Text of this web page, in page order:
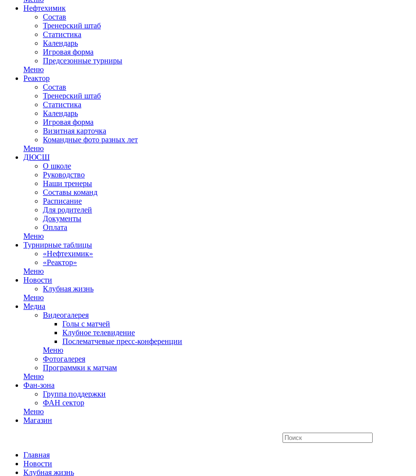
Нефтехимик
Состав
Тренерский штаб
Статистика
Календарь
Игровая форма
Предсезонные турниры
Меню
Реактор
Состав
Тренерский штаб
Статистика
Календарь
Игровая форма
Визитная карточка
Командные фото разных лет
Меню
ДЮСШ
О школе
Руководство
Наши тренеры
Составы команд
Расписание
Для родителей
Документы
Оплата
Меню
Турнирные таблицы
«Нефтехимик»
«Реактор»
Меню
Новости
Клубная жизнь
Меню
Медиа
Видеогалерея
Голы с матчей
Клубное телевидение
Послематчевые пресс-конференции
Меню
Фотогалерея
Программки к матчам
Меню
Фан-зона
Группа поддержки
ФАН сектор
Меню
Магазин
Главная
Новости
Клубная жизнь